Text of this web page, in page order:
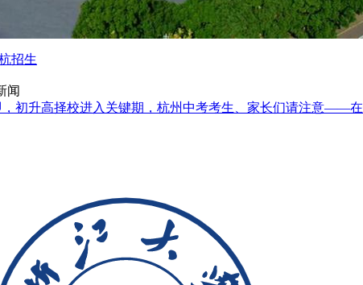
招生
闻
，初升高择校进入关键期，杭州中考考生、家长们请注意——